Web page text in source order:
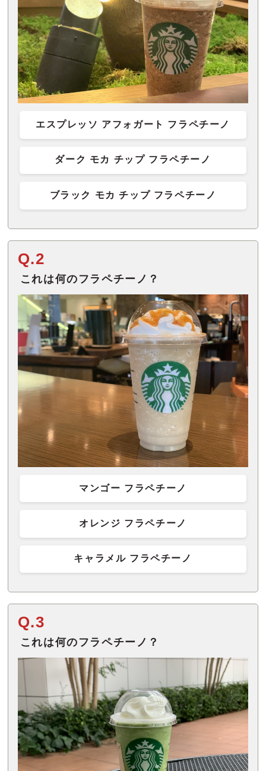
エスプレッソ アフォガート フラペチーノ
ダーク モカ チップ フラペチーノ
ブラック モカ チップ フラペチーノ
Q.2
これは何のフラペチーノ？
マンゴー フラペチーノ
オレンジ フラペチーノ
キャラメル フラペチーノ
Q.3
これは何のフラペチーノ？